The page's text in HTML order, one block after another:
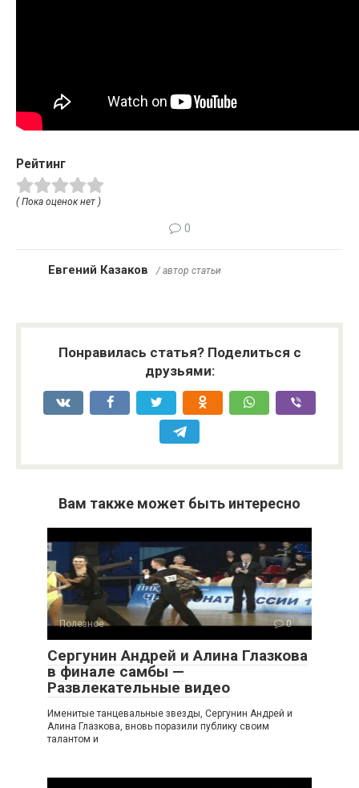
Рейтинг
( Пока оценок нет )
0
Евгений Казаков / автор статьи
Понравилась статья? Поделиться с
друзьями:
Вам также может быть интересно
Полезное 0
Сергунин Андрей и Алина Глазкова
в финале самбы —
Развлекательные видео
Именитые танцевальные звезды, Сергунин Андрей и
Алина Глазкова, вновь поразили публику своим
талантом и